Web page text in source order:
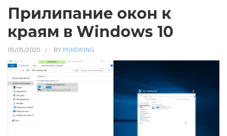
КОМАНДНОЙ
СТРОКИ
Прилипание окон к
краям в Windows 10
05/05/2020 BY MIKEWING